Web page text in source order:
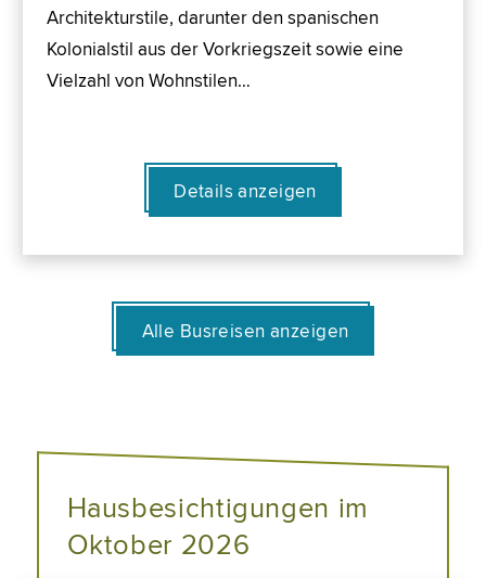
Architekturstile, darunter den spanischen
Kolonialstil aus der Vorkriegszeit sowie eine
Vielzahl von Wohnstilen…
Details anzeigen
Alle Busreisen anzeigen
Hausbesichtigungen im
Oktober 2026